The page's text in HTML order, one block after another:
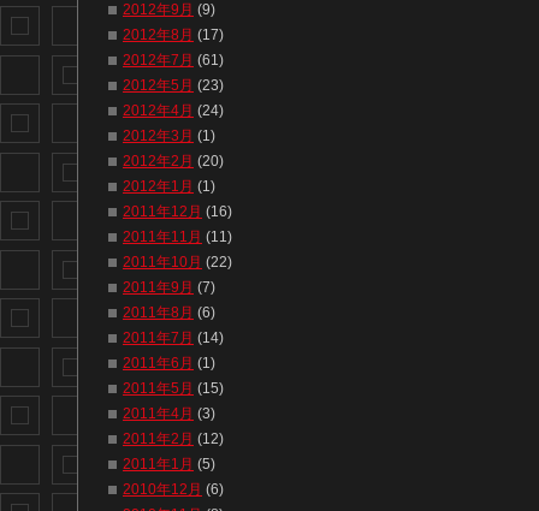
2012年9月 (9)
2012年8月 (17)
2012年7月 (61)
2012年5月 (23)
2012年4月 (24)
2012年3月 (1)
2012年2月 (20)
2012年1月 (1)
2011年12月 (16)
2011年11月 (11)
2011年10月 (22)
2011年9月 (7)
2011年8月 (6)
2011年7月 (14)
2011年6月 (1)
2011年5月 (15)
2011年4月 (3)
2011年2月 (12)
2011年1月 (5)
2010年12月 (6)